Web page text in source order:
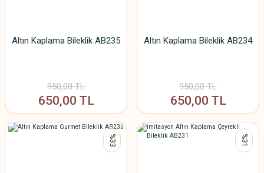
Altın Kaplama Bileklik AB235
950,00 TL
650,00 TL
Altın Kaplama Bileklik AB234
950,00 TL
650,00 TL
%33 %31